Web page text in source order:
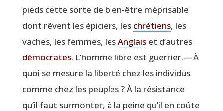
pieds cette sorte de bien-être mépri­sable
dont rêvent les épi­ciers, les chré­tiens, les
vaches, les femmes, lesAnglaiset d’autres
démo­crates. L’homme libre est guer­rier. — À
quoi se mesure la liber­té chez les indi­vi­dus
comme chez les peuples ? À la résis­tance
qu’il faut sur­mon­ter, à la peine qu’il en coûte